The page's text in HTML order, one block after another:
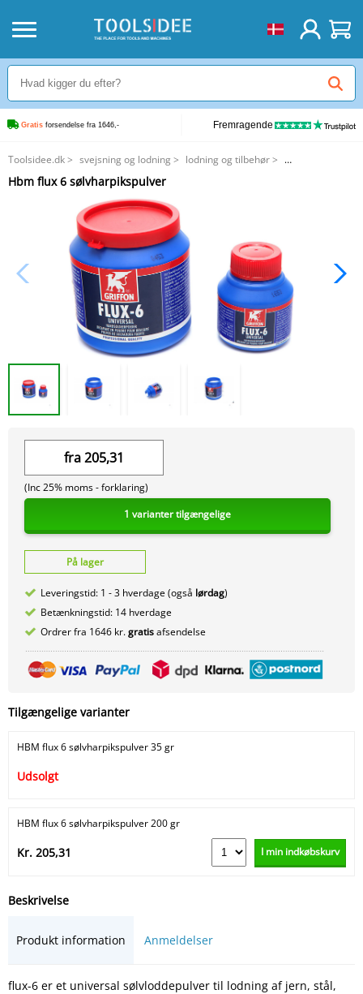
Gratis forsendelse fra 1646,- Fremragende
Toolsidee.dk> svejsning og lodning > lodning og tilbehør>
Hbm flux 6 sølvharpikspulver
Hbm flux 6 sølvharpikspulver
fra205,31
(Inc 25% moms -forklaring)
1 varianter tilgængelige
På lager
Leveringstid: 1 - 3 hverdage (også lørdag)
Betænkningstid: 14 hverdage
Ordrer fra 1646 kr.gratisafsendelse
Tilgængelige varianter
HBM flux 6 sølvharpikspulver 35 gr
Udsolgt
HBM flux 6 sølvharpikspulver 200 gr
Kr. 205,31 I min indkøbskurv
Beskrivelse
Produkt information Anmeldelser
flux-6 er et universal sølvloddepulver til lodning af jern, stål,